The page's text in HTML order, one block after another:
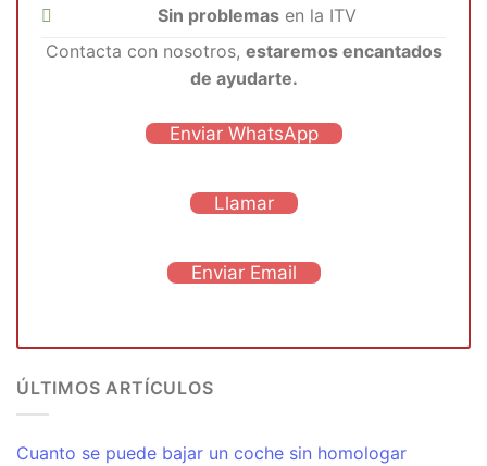
Sin problemas en la ITV
Contacta con nosotros, estaremos encantados
de ayudarte.
Enviar WhatsApp
Llamar
Enviar Email
ÚLTIMOS ARTÍCULOS
Cuanto se puede bajar un coche sin homologar